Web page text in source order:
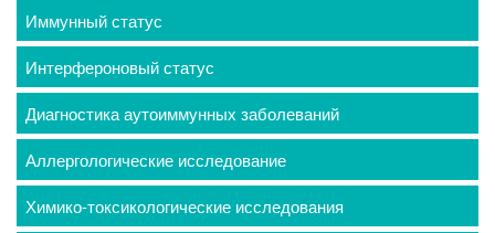
Иммунный статус
Интерфероновый статус
Диагностика аутоиммунных заболеваний
Аллергологические исследование
Химико-токсикологические исследования